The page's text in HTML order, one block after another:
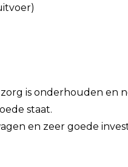
is onderhouden en
staat.
en zeer goede